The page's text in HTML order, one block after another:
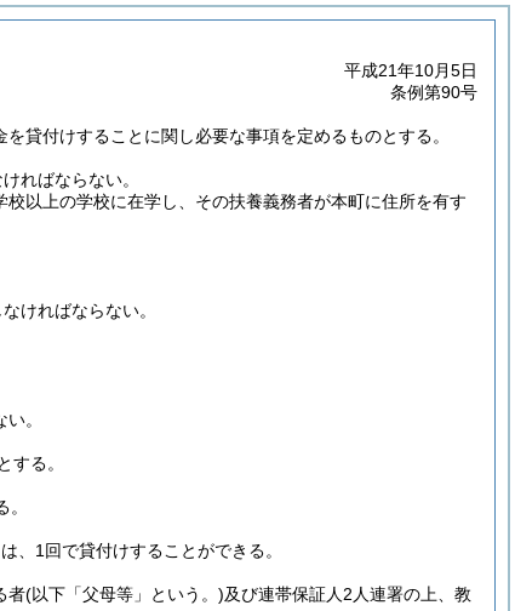
平成21年10月5日
条例第90号
貸付けすることに関し必要な事項を定めるものとする。
ればならない。
以上の学校に在学し、その扶養義務者が本町に住所を有す
ければならない。
。
する。
、1回で貸付けすることができる。
者(以下「父母等」という。)及び連帯保証人2人連署の上、教